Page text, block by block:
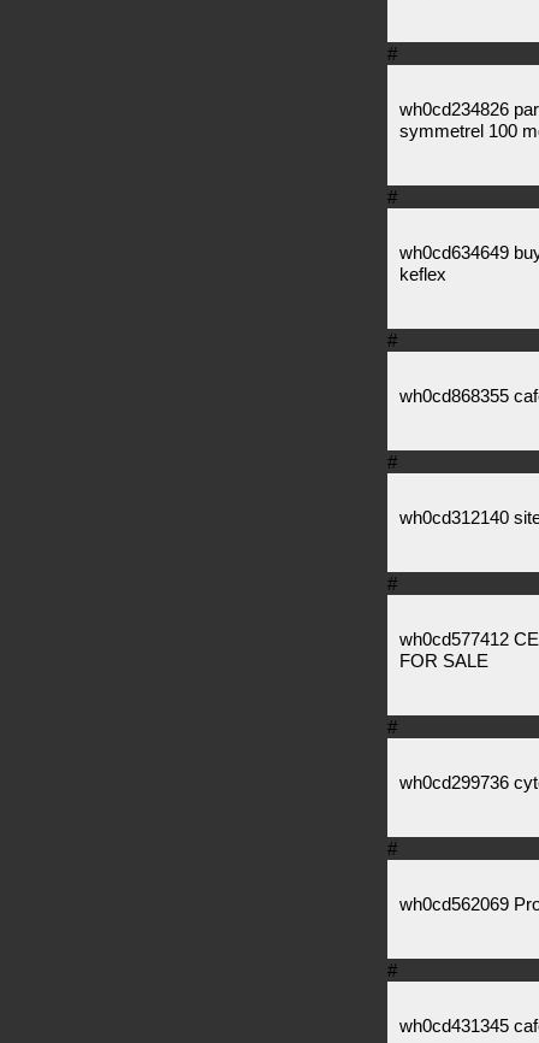
#
wh0cd234826
symmetrel 100
#
wh0cd634649
keflex
#
wh0cd868355
#
wh0cd312140
#
wh0cd577412
FOR SALE
#
wh0cd299736
#
wh0cd562069
#
wh0cd431345